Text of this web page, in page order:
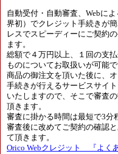
自動受付・自動審査、Webに
界初）でクレジット手続きが
レスでスピーディーにご契約
ます。
総額で４万円以上、１回の支
ものについてお取扱いが可能で
商品の御注文を頂いた後に、
手続きが行えるサービスサイ
いたしますので、そこで審査
頂きます。
審査に掛かる時間は最短で3分
審査後に改めてご契約の確認
て頂きます。
Orico Webクレジット 『よく